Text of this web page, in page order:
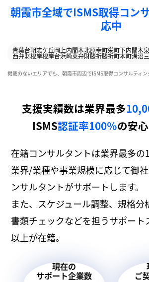
朝霞市全域でISMS取得コン
応中
青葉台朝志ケ丘岡 上内間木北原幸町栄町下内間木
西弁財根岸根岸台浜崎東弁財膝折膝折町本町溝沼
掲載のないエリアでも、朝霞市周辺でISMS取得コンサルティン
支援実績数は業界最多
ISMS認証率100％の安
在籍コンサルタントは業界最多の
業界/業種や事業規模に応じて御
ンサルタントがサポートします。
また、スケジュール調整、規格分
書類チェックなどを担うサポート
以上が在籍。
現在の
サポート企業数 ご